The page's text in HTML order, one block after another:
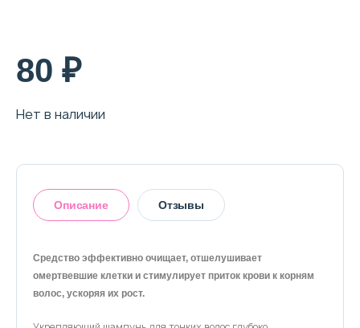
80 ₽
Нет в наличии
Описание Отзывы
Средство эффективно очищает, отшелушивает
омертвевшие клетки и стимулирует приток крови к корням
волос, ускоряя их рост.
Оставить отзыв